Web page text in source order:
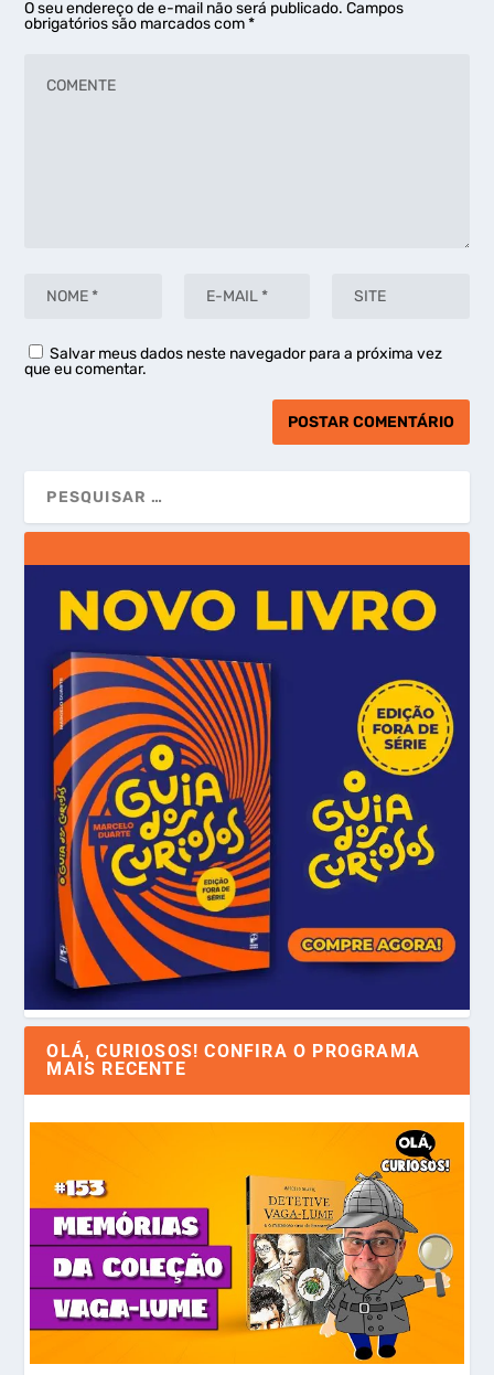
O seu endereço de e-mail não será publicado. Campos
obrigatórios são marcados com*
Salvar meus dados neste navegador para a próxima vez
que eu comentar.
OLÁ, CURIOSOS! CONFIRA O PROGRAMA
MAIS RECENTE